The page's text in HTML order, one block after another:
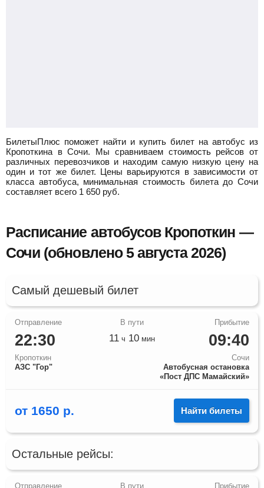
БилетыПлюс поможет найти и купить билет на автобус из
Кропоткина в Сочи.
Мы сравниваем стоимость рейсов от
различных перевозчиков и находим самую низкую цену на
один и тот же билет. Цены варьируются в зависимости от
класса автобуса, минимальная стоимость билета до Сочи
составляет всего 1 650 руб.
Расписание автобусов Кропоткин —
Сочи (обновлено 5 августа 2026)
Самый дешевый билет
22:30
Кропоткин
АЗС "Гор"
09:40
Сочи
Автобусная остановка
«Пост ДПС Мамайский»
11 ч 10 мин
от 1650 р. Найти билеты
Остальные рейсы: